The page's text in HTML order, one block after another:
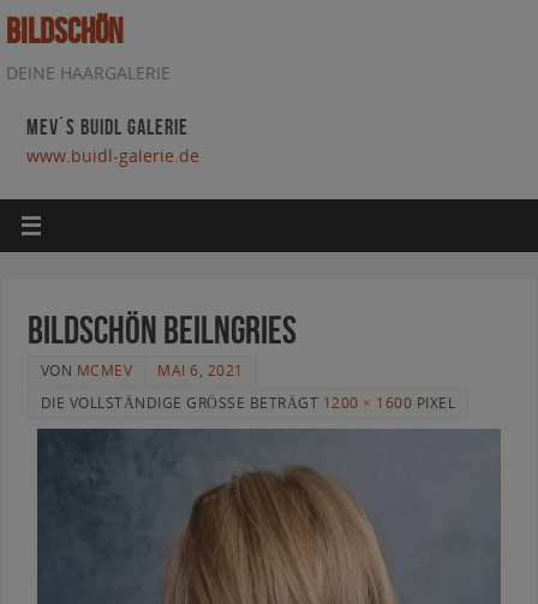
BILDSCHÖN
DEINE HAARGALERIE
MEV´S BUIDL GALERIE
www.buidl-galerie.de
bildschön beilngries
VON MCMEV
MAI 6, 2021
DIE VOLLSTÄNDIGE GRÖSSE BETRÄGT 1200 × 1600 PIXEL